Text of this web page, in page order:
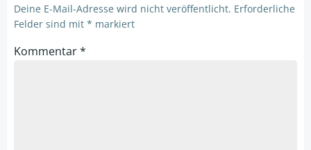
Deine E-Mail-Adresse wird nicht veröffentlicht. Erforderliche
Felder sind mit * markiert
Kommentar*